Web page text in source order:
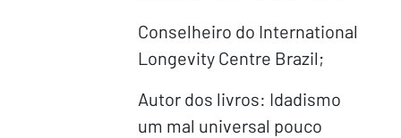
Conselheiro do International
Longevity Centre Brazil;
Autor dos livros: Idadismo
um mal universal pouco